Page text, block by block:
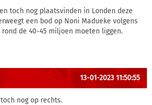
toch nog plaatsvinden in Londen deze
een bod op Noni Madueke volgens
rond de 40-45 miljoen moeten liggen.
13-01-2023 11:50:55
nog op rechts.